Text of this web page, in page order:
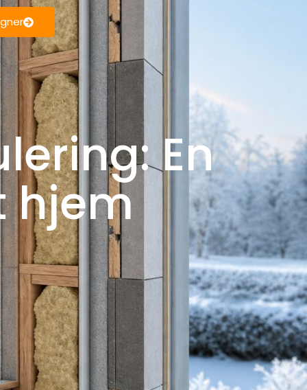
En
hjem